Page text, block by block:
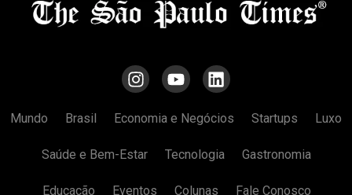
Mundo Brasil Economia e Negócios Startups Luxo
Saúde e Bem-Estar Tecnologia Gastronomia
Educação Eventos Colunas Fale Conosco